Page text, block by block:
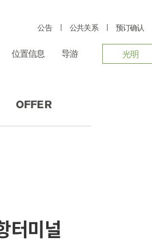
光明
公告 公共关系 预订确认
位置信息 导游
OFFER
터미널